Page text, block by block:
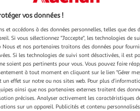
à
%
Partager
produit
vos données !
et accédons à des données personnelles, telles que des
Si vous sélectionnez "J'accepte", les technologies de
et nos partenaires traitons des données pour
Si les technologies de suivi sont désactivées, il est
soient pas pertinents pour vous. Vous pouvez faire
à tout moment en cliquant sur le lien "Gérer
effet sur notre ou nos sites web. Pour plus
ainsi que nos partenaires externes traitent des
précises. Analyser activement les caractéristiques
sur un appareil. Publicités et contenu